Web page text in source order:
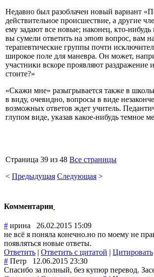
Недавно был разоблачен новый вариант
действительное происшествие, а другие
ему задают все новые; наконец, кто-
вы сумели ответить на этот вопрос, вам
терапевтические группы почти
широкое поле для маневра. Он может,
участники вскоре проявляют
стоите?»
«Скажи мне» разыгрывается также в
в виду, очевидно, вопросы в виде
возможных ответов ждет учитель.
глупом виде, указав какое-нибудь темное
Страница 39 из 48 Все страницы
< Предыдущая Следующая >
Комментарии
# ирина
26.02.2015 15:09
не всё я поняла конечно.но по моему не
появляться новые ответы.
Ответить | Ответить с цитатой | Цитировать
# Петр
12.06.2015 23:30
Спасибо за полный, без купюр перевод.